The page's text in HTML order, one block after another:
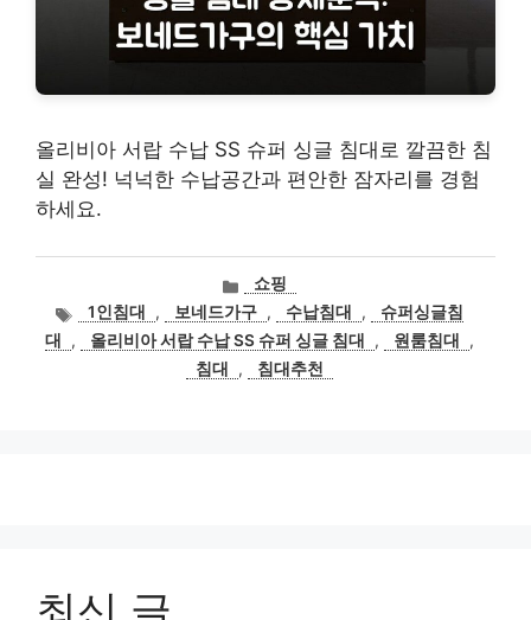
올리비아 서랍 수납 SS 슈퍼 싱글 침대로 깔끔한 침
실 완성! 넉넉한 수납공간과 편안한 잠자리를 경험
하세요.
카
테
고
리
쇼핑
태
그
1인침대 , 보네드가구 , 수납침대 ,
슈퍼싱글침
대
, 올리비아 서랍 수납 SS 슈퍼 싱글 침대 , 원룸침대
,
침대
, 침대추천
최신 글